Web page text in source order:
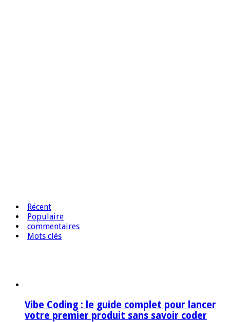
Récent
Populaire
commentaires
Mots clés
Vibe Coding : le guide complet pour lancer
votre premier produit sans savoir coder